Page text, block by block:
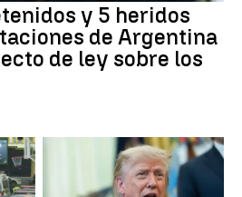
y 5 heridos
de Argentina
de ley sobre los